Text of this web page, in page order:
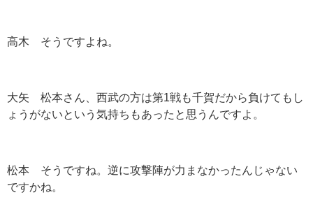
高木 そうですよね。
大矢 松本さん、西武の方は第1戦も千賀だから負けてもし
ょうがないという気持ちもあったと思うんですよ。
松本 そうですね。逆に攻撃陣が力まなかったんじゃない
ですかね。